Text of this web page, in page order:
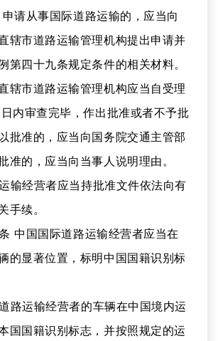
请从事国际道路运输的，应当向
辖市道路运输管理机构提出申请并
第四十九条规定条件的相关材料。
辖市道路运输管理机构应当自受理
内审查完毕，作出批准或者不予批
批准的，应当向国务院交通主管部
准的，应当向当事人说明理由。
输经营者应当持批准文件依法向有
手续。
中国国际道路运输经营者应当在
的显著位置，标明中国国籍识别标
路运输经营者的车辆在中国境内运
国国籍识别标志，并按照规定的运